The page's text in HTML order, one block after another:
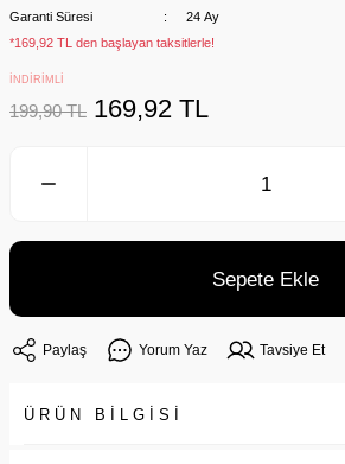
Garanti Süresi
24 Ay
*169,92 TL den başlayan taksitlerle!
İNDİRİMLİ
199,90 TL 169,92 TL
Sepete Ekle
Paylaş Yorum Yaz Tavsiye Et
ÜRÜN BİLGİSİ